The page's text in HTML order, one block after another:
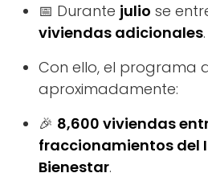
📅 Durante julio se
viviendas adicionales.
Con ello, el programa
aproximadamente:
🎉 8,600 viviendas
fraccionamientos del
Bienestar.